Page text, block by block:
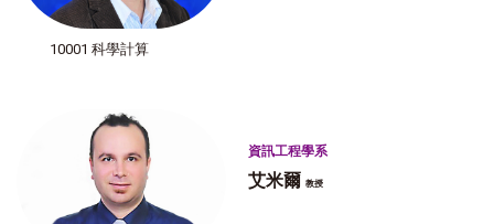
10001 科學計算
資訊工程學系
艾米爾 教授